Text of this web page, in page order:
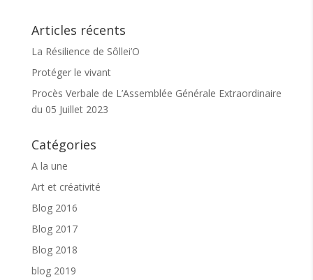
Horaires :
ou de 11h à 11h45
Où ? :
Sénès. Vous pouvez vous garer au parking du stade
et monter à la salle se situant à côté de l’espace des
jeunes le long de la route
Pour qui ? :
Tarif :2 euros -> Atelier subventionné par la CAF
Pour participer :
Articles récents
La Résilience de Sôllei’O
Protéger le vivant
Procès Verbale de L’Assemblée Générale Extraordinaire
du 05 Juillet 2023
Catégories
A la une
Art et créativité
Blog 2016
Blog 2017
Blog 2018
blog 2019